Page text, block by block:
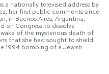
a nationally televised address by
her first public comments since
in Buenos Aires, Argentina,
on Congress to dissolve
of the mysterious death of
that she had sought to shield
1994 bombing of a Jewish